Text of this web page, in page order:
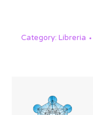
Category: Libreria